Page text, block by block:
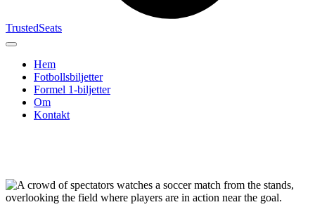
TrustedSeats
Hem
Fotbollsbiljetter
Formel 1‑biljetter
Om
Kontakt